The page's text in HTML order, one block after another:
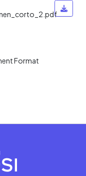
Format